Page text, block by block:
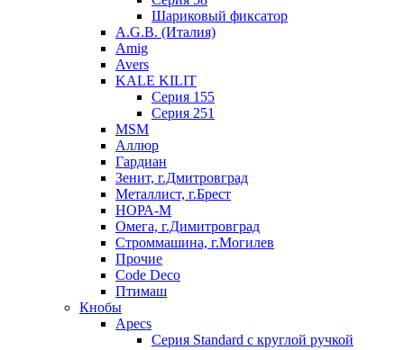
Шариковый фиксатор
A.G.B. (Италия)
Amig
Avers
KALE KILIT
Серия 155
Серия 251
MSM
Аллюр
Гардиан
Зенит, г.Дмитровград
Металлист, г.Брест
НОРА-М
Омега, г.Димитровград
Строммашина, г.Могилев
Прочие
Code Deco
Птимаш
Кнобы
Apecs
Серия Standard с круглой ручкой